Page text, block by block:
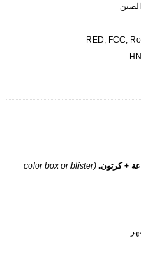
RED, FCC,
+ كرتون. (color box or blister